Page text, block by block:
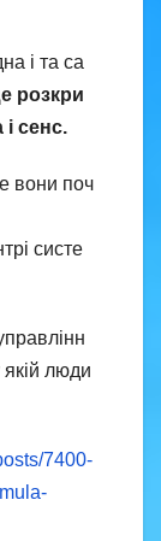
і та са
розкри
сенс.
вони поч
систе
люди
7400-